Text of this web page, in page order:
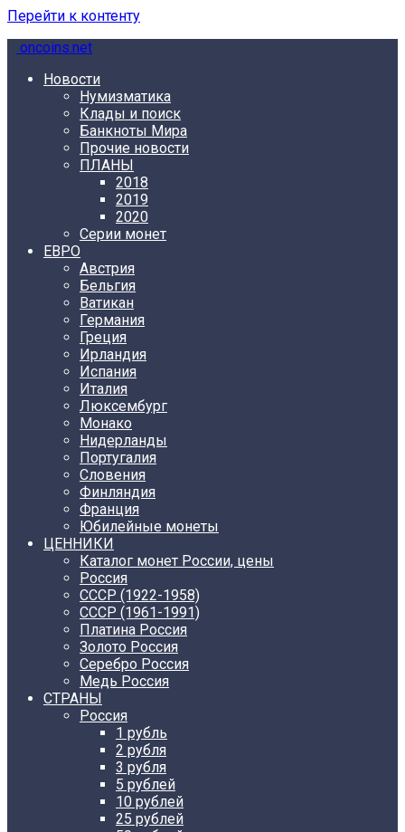
Перейти к контенту
oncoins.net
Новости
Нумизматика
Клады и поиск
Банкноты Мира
Прочие новости
ПЛАНЫ
2018
2019
2020
Серии монет
ЕВРО
Австрия
Бельгия
Ватикан
Германия
Греция
Ирландия
Испания
Италия
Люксембург
Монако
Нидерланды
Португалия
Словения
Финляндия
Франция
Юбилейные монеты
ЦЕННИКИ
Каталог монет России, цены
Россия
СССР (1922-1958)
CCCР (1961-1991)
Платина Россия
Золото Россия
Серебро Россия
Медь Россия
СТРАНЫ
Россия
1 рубль
2 рубля
3 рубля
5 рублей
10 рублей
25 рублей